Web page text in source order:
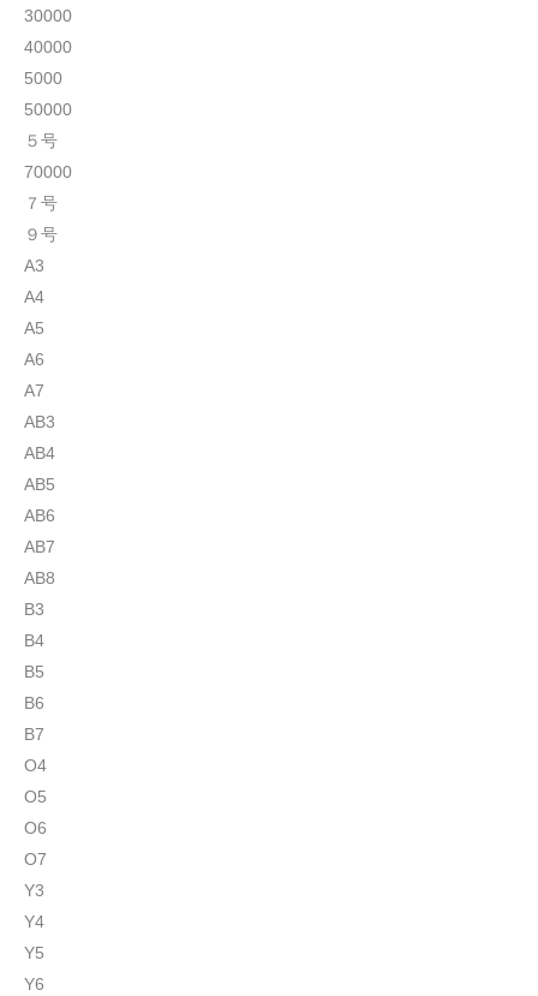
30000
40000
5000
50000
５号
70000
７号
９号
A3
A4
A5
A6
A7
AB3
AB4
AB5
AB6
AB7
AB8
B3
B4
B5
B6
B7
O4
O5
O6
O7
Y3
Y4
Y5
Y6